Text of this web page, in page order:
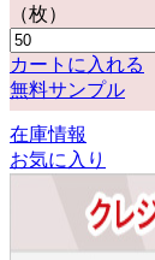
（枚）
カートに入れる
無料サンプル
在庫情報
お気に入り